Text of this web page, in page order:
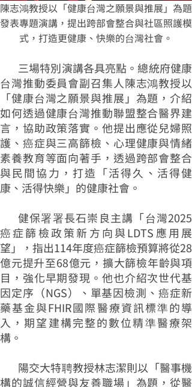
陳志鴻教授以「健康台灣之願景與推展」為題
發表專題演講，提出跨部會整合與社區照護模
式，打造更健康、快樂的台灣社會。
三場特別演講各具亮點。總統府健康
台灣推動委員會副召集人陳志鴻教授以
「健康台灣之願景與推展」為題，介紹
如何透過健康台灣推動聯盟整合醫界建
言，協助政策落實。他提出應從兒婦照
護、癌症與三高篩檢、心理健康與情緒
素養教育等面向著手，透過跨部會整合
與民間協力，打造「活得久、活得健
康、活得快樂」的健康社會。
健保署署長石崇良主講「台灣2025
癌症篩檢政策新方向與LDTS應用展
望」，指出114年度癌症篩檢預算將從28
億元提升至68億元，擴大篩檢年齡與項
目，強化早期發現。他也介紹次世代基
因定序（NGS）、單基因檢測、癌症新
藥基金與FHIR國際醫療資訊標準的導
入，期望建構完整的數位精準醫療架
構。
陽交大特聘教授林志潔則以「醫事機
構的誠信經營與友善職場」為題，從醫